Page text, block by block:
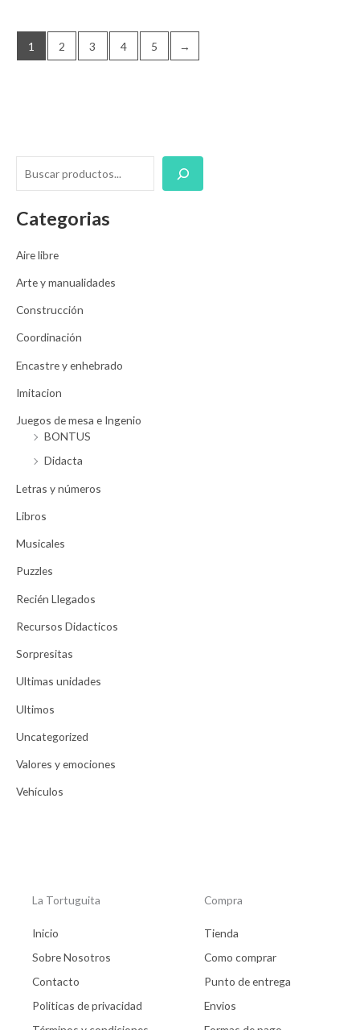
Categorias
Aire libre
Arte y manualidades
Construcción
Coordinación
Encastre y enhebrado
Imitacion
Juegos de mesa e Ingenio
BONTUS
Didacta
Letras y números
Libros
Musicales
Puzzles
Recién Llegados
Recursos Didacticos
Sorpresitas
Ultimas unidades
Ultimos
Uncategorized
Valores y emociones
Vehículos
1 2 3 4 5 →
La Tortuguita
Inicio
Sobre Nosotros
Contacto
Politicas de privacidad
Compra
Tienda
Como comprar
Punto de entrega
Envios